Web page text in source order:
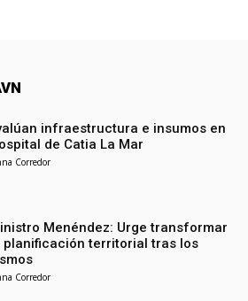
infraestructura e insumos en
de Catia La Mar
Corredor
Menéndez: Urge transformar
planificación territorial tras los
Corredor